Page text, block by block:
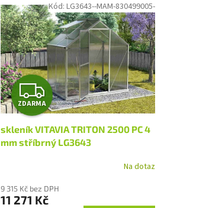
Z
D
A
M
ZDARMA
skleník VITAVIA TRITON 2500 PC 4
mm stříbrný LG3643
Na dotaz
9 315 Kč bez DPH
11 271 Kč
Kód: LG3643--MAM-830499005-